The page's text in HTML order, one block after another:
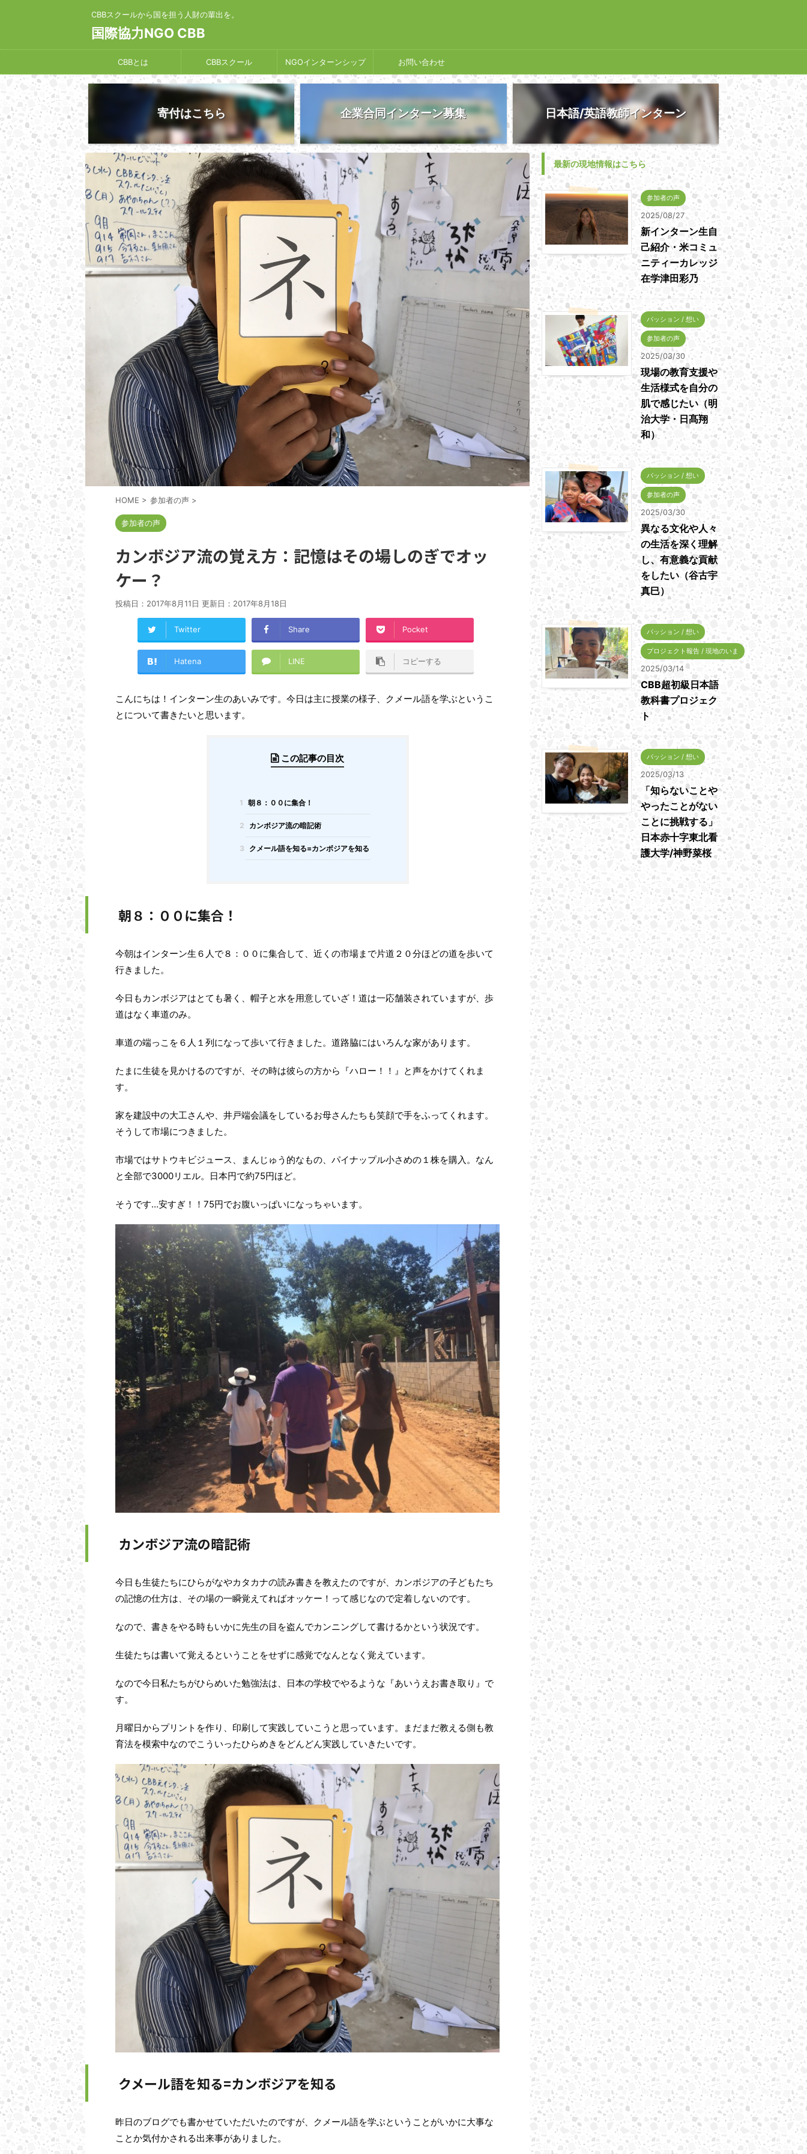
CBBスクールから国を担う人財の輩出を。
国際協力NGO CBB
CBBとは CBBスクール NGOインターンシップ お問い合わせ
寄付はこちら 企業合同インターン募集 日本語/英語教師インターン
HOME > 参加者の声 >
参加者の声
カンボジア流の覚え方：記憶はその場しのぎでオッ
ケー？
投稿日：2017年8月11日 更新日： 2017年8月18日
Twitter Share Pocket
Hatena LINE コピーする
こんにちは！インターン生のあいみです。今日は主に授業の様子、クメール語を学ぶというこ
とについて書きたいと思います。
この記事の目次
1 朝８：００に集合！
2 カンボジア流の暗記術
3 クメール語を知る=カンボジアを知る
朝８：００に集合！
今朝はインターン生６人で８：００に集合して、近くの市場まで片道２０分ほどの道を歩いて
行きました。
今日もカンボジアはとても暑く、帽子と水を用意していざ！道は一応舗装されていますが、歩
道はなく車道のみ。
車道の端っこを６人１列になって歩いて行きました。道路脇にはいろんな家があります。
たまに生徒を見かけるのですが、その時は彼らの方から『ハロー！！』と声をかけてくれま
す。
家を建設中の大工さんや、井戸端会議をしているお母さんたちも笑顔で手をふってくれます。
そうして市場につきました。
市場ではサトウキビジュース、まんじゅう的なもの、パイナップル小さめの１株を購入。なん
と全部で3000リエル。日本円で約75円ほど。
そうです…安すぎ！！75円でお腹いっぱいになっちゃいます。
カンボジア流の暗記術
今日も生徒たちにひらがなやカタカナの読み書きを教えたのですが、カンボジアの子どもたち
の記憶の仕方は、その場の一瞬覚えてればオッケー！って感じなので定着しないのです。
なので、書きをやる時もいかに先生の目を盗んでカンニングして書けるかという状況です。
生徒たちは書いて覚えるということをせずに感覚でなんとなく覚えています。
なので今日私たちがひらめいた勉強法は、日本の学校でやるような『あいうえお書き取り』で
す。
月曜日からプリントを作り、印刷して実践していこうと思っています。まだまだ教える側も教
育法を模索中なのでこういったひらめきをどんどん実践していきたいです。
クメール語を知る=カンボジアを知る
昨日のブログでも書かせていただいたのですが、クメール語を学ぶということがいかに大事な
ことか気付かされる出来事がありました。
最新の現地情報はこちら
参加者の声
2025/08/27
新インターン生自
己紹介・米コミュ
ニティーカレッジ
在学津田彩乃
パッション / 想い
参加者の声
2025/03/30
現場の教育支援や
生活様式を自分の
肌で感じたい（明
治大学・日髙翔
和）
パッション / 想い
参加者の声
2025/03/30
異なる文化や人々
の生活を深く理解
し、有意義な貢献
をしたい（谷古宇
真巳）
パッション / 想い
プロジェクト報告 / 現地のいま
2025/03/14
CBB超初級日本語
教科書プロジェク
ト
パッション / 想い
2025/03/13
「知らないことや
やったことがない
ことに挑戦する」
日本赤十字東北看
護大学/神野菜桜